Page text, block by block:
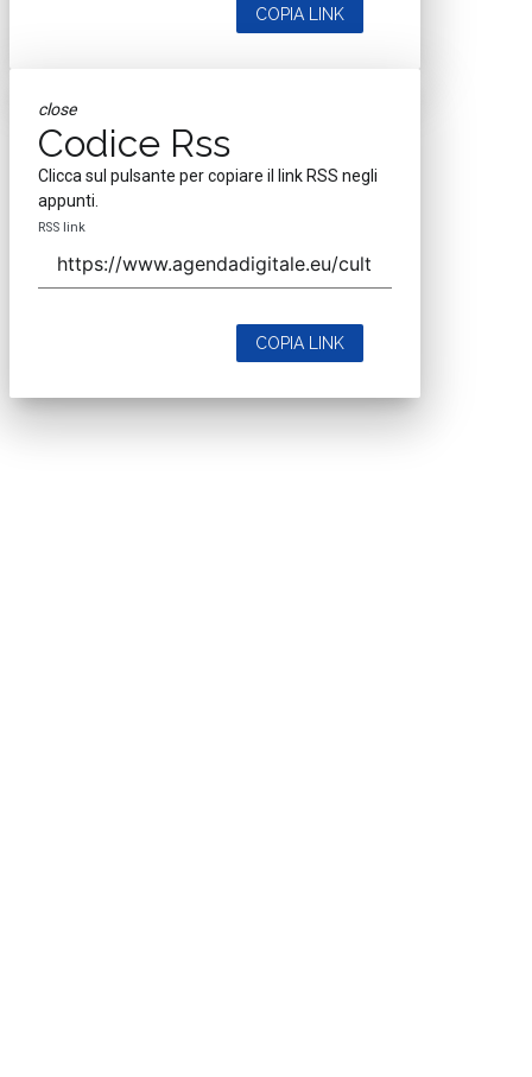
COPIA LINK
close
Codice Rss
Clicca sul pulsante per copiare il link RSS negli
appunti.
RSS link
COPIA LINK